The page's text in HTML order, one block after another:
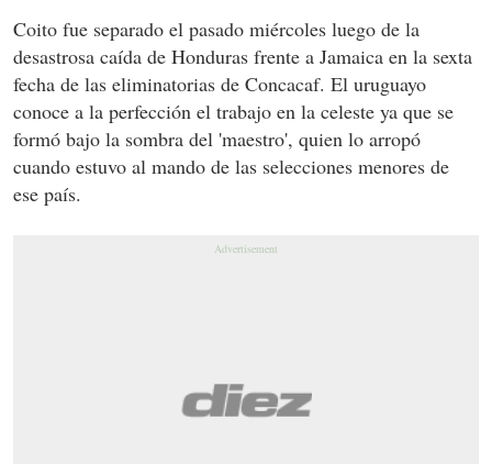
Coito fue separado el pasado miércoles luego de la
desastrosa caída de Honduras frente a Jamaica en la sexta
fecha de las eliminatorias de Concacaf. El uruguayo
conoce a la perfección el trabajo en la celeste ya que se
formó bajo la sombra del 'maestro', quien lo arropó
cuando estuvo al mando de las selecciones menores de
ese país.